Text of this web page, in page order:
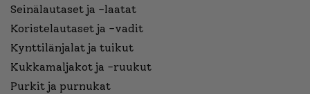
Seinälautaset ja -laatat
Koristelautaset ja -vadit
Kynttilänjalat ja tuikut
Kukkamaljakot ja -ruukut
Purkit ja purnukat